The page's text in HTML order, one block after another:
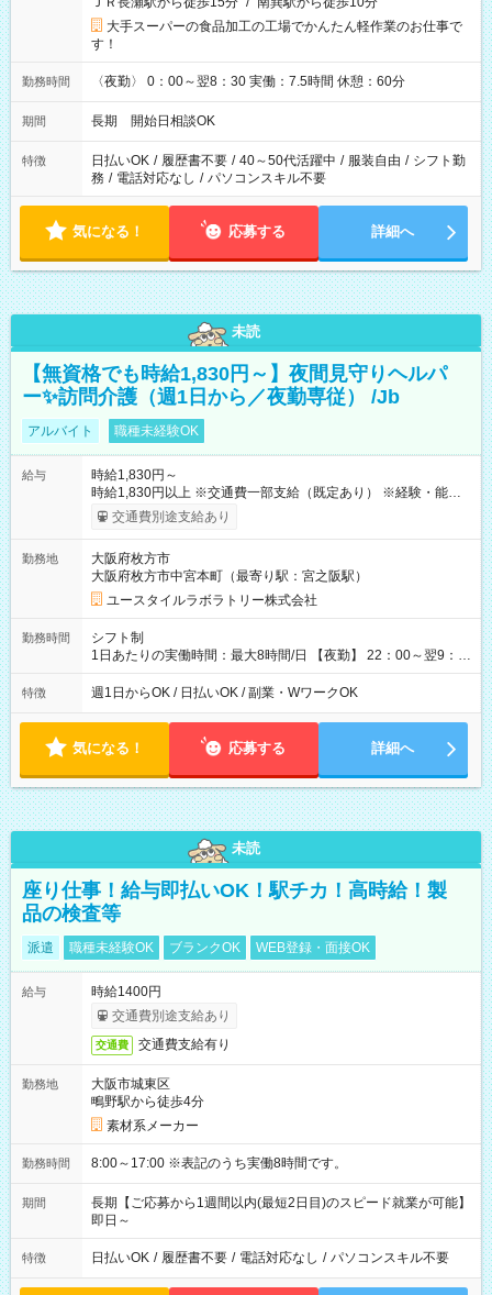
大手スーパーの食品加工の工場でかんたん軽作業のお仕事で
す！
勤務時間 〈夜勤〉 0：00～翌8：30 実働：7.5時間 休憩：60分
期間 長期 開始日相談OK
特徴 日払いOK / 履歴書不要 / 40～50代活躍中 / 服装自由 / シフト勤
務 / 電話対応なし / パソコンスキル不要
気になる！ 応募する 詳細へ
未読
【無資格でも時給1,830円～】夜間見守りヘルパ
ー✨訪問介護（週1日から／夜勤専従） /Jb
アルバイト 職種未経験OK
給与
時給1,830円～
時給1,830円以上 ※交通費一部支給（既定あり） ※経験・能力を
考慮して決定します 【収入例】 週1回勤務の場合：1,830円×8時
間×4回=5万8,560円 週3回勤務の場合：1,830円×8時間×12回
月 ※ 雇用形態と給与に、本採用時と異なる部分があります。 雇
用形態：本採用時と同じです。 給与：時給 1,610円以上
交通費別途支給あり
勤務地
大阪府枚方市
大阪府枚方市中宮本町（最寄り駅：宮之阪駅）
ユースタイルラボラトリー株式会社
勤務時間
シフト制
1日あたりの実働時間：最大8時間/日 【夜勤】 22：00～翌9：
00 ※週1日～OK ／ 夜勤専従 ＊＊ 勤務時間例 ＊＊ ■22時か
ら翌7時 ■23時から翌8時 ■24時から翌9時 など ※上記の時間
ます。 ※曜日固定（毎週同じ曜日での勤務となります）
特徴 週1日からOK / 日払いOK / 副業・WワークOK
気になる！ 応募する 詳細へ
未読
座り仕事！給与即払いOK！駅チカ！高時給！製
品の検査等
派遣 職種未経験OK ブランクOK WEB登録・面接OK
給与
時給1400円
交通費別途支給あり
交通費 交通費支給有り
勤務地
大阪市城東区
鴫野駅から徒歩4分
素材系メーカー
勤務時間 8:00～17:00 ※表記のうち実働8時間です。
期間
長期【ご応募から1週間以内(最短2日目)のスピード就業が可能】
即日～
特徴 日払いOK / 履歴書不要 / 電話対応なし / パソコンスキル不要